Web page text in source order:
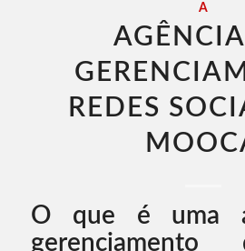
A
REDES
O que é uma